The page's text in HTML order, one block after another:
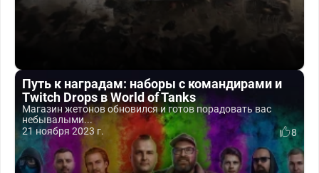
Путь к наградам: наборы с командирами и
Twitch Drops в World of Tanks
Магазин жетонов обновился и готов порадовать вас
небывалыми...
21 ноября 2023 г.
8